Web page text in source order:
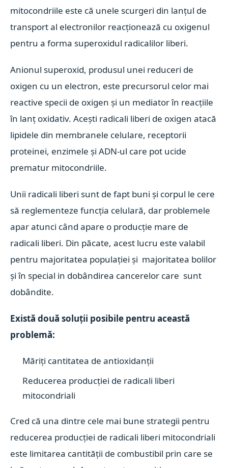
mitocondriile este că unele scurgeri din lanțul de
transport al electronilor reacționează cu oxigenul
pentru a forma superoxidul radicalilor liberi.
Anionul superoxid, produsul unei reduceri de
oxigen cu un electron, este precursorul celor mai
reactive specii de oxigen și un mediator în reacțiile
în lanț oxidativ. Acești radicali liberi de oxigen atacă
lipidele din membranele celulare, receptorii
proteinei, enzimele și ADN-ul care pot ucide
prematur mitocondriile.
Unii radicali liberi sunt de fapt buni și corpul le cere
să reglementeze funcția celulară, dar problemele
apar atunci când apare o producție mare de
radicali liberi. Din păcate, acest lucru este valabil
pentru majoritatea populației și majoritatea bolilor
și în special in dobândirea cancerelor care sunt
dobândite.
Există două soluții posibile pentru această
problemă:
Măriți cantitatea de antioxidanții
Reducerea producției de radicali liberi
mitocondriali
Cred că una dintre cele mai bune strategii pentru
reducerea producției de radicali liberi mitocondriali
este limitarea cantității de combustibil prin care se